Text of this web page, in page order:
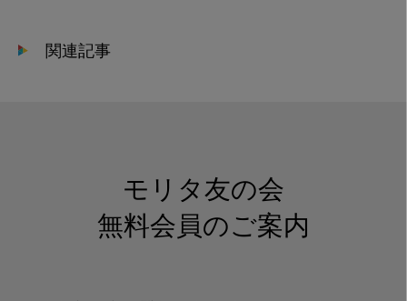
関連記事
モリタ友の会
無料会員のご案内